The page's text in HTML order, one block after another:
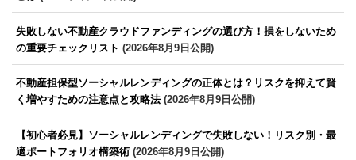
失敗しない不動産クラウドファンディングの選び方！損をしないため
の重要チェックリスト (2026年8月9日公開)
不動産担保型ソーシャルレンディングの正体とは？リスクを抑えて賢
く増やすための注意点と攻略法(2026年8月9日公開)
【初心者必見】ソーシャルレンディングで失敗しない！リスク別・最
適ポートフォリオ構築術 (2026年8月9日公開)